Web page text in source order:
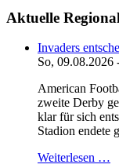
Aktuelle
Invaders
So, 09.08.2026
American
zweite Derby
klar für sich
Stadion endete
Weiterlesen …